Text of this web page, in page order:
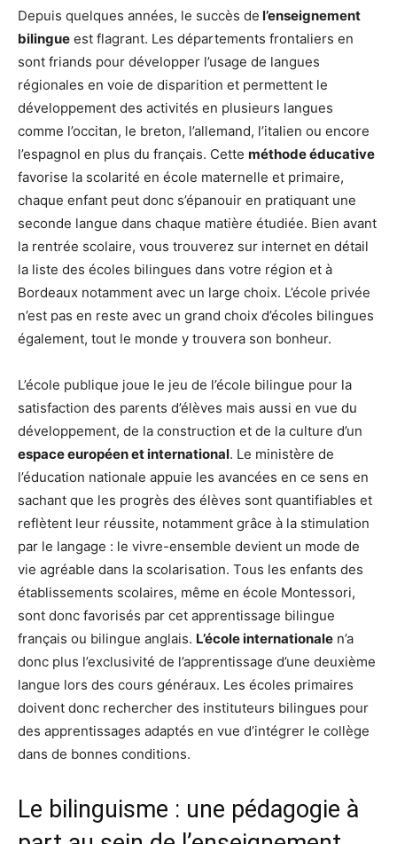
Depuis quelques années, le succès de l’enseignement
bilingue est flagrant. Les départements frontaliers en
sont friands pour développer l’usage de langues
régionales en voie de disparition et permettent le
développement des activités en plusieurs langues
comme l’occitan, le breton, l’allemand, l’italien ou encore
l’espagnol en plus du français. Cette méthode éducative
favorise la scolarité en école maternelle et primaire,
chaque enfant peut donc s’épanouir en pratiquant une
seconde langue dans chaque matière étudiée. Bien avant
la rentrée scolaire, vous trouverez sur internet en détail
la liste des écoles bilingues dans votre région et à
Bordeaux notamment avec un large choix. L’école privée
n’est pas en reste avec un grand choix d’écoles bilingues
également, tout le monde y trouvera son bonheur.
L’école publique joue le jeu de l’école bilingue pour la
satisfaction des parents d’élèves mais aussi en vue du
développement, de la construction et de la culture d’un
espace européen et international. Le ministère de
l’éducation nationale appuie les avancées en ce sens en
sachant que les progrès des élèves sont quantifiables et
reflètent leur réussite, notamment grâce à la stimulation
par le langage : le vivre-ensemble devient un mode de
vie agréable dans la scolarisation. Tous les enfants des
établissements scolaires, même en école Montessori,
sont donc favorisés par cet apprentissage bilingue
français ou bilingue anglais. L’école internationale n’a
donc plus l’exclusivité de l’apprentissage d’une deuxième
langue lors des cours généraux. Les écoles primaires
doivent donc rechercher des instituteurs bilingues pour
des apprentissages adaptés en vue d’intégrer le collège
dans de bonnes conditions.
Le bilinguisme : une pédagogie à